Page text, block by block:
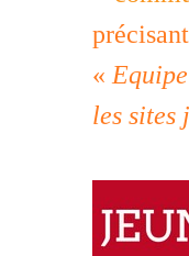
«
les sites